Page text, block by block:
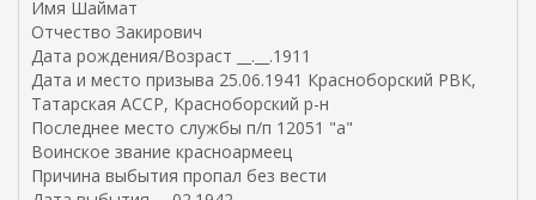
я
Имя Шаймат
Отчество Закирович
Дата рождения/Возраст __.__.1911
Дата и место призыва 25.06.1941 Красноборский РВК,
Татарская АССР, Красноборский р-н
Последнее место службы п/п 12051 "а"
Воинское звание красноармеец
Причина выбытия пропал без вести